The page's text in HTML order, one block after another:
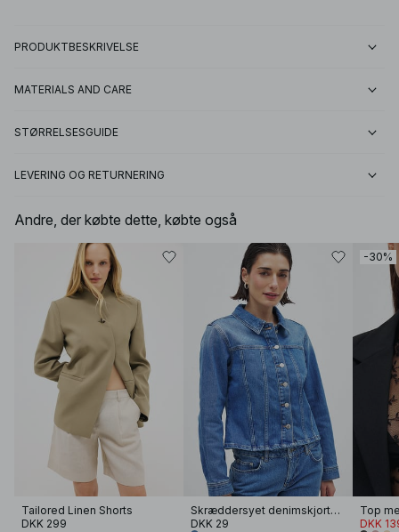
PRODUKTBESKRIVELSE
MATERIALS AND CARE
STØRRELSESGUIDE
LEVERING OG RETURNERING
Andre, der købte dette, købte også
Tailored Linen Shorts
DKK 299
Skræddersyet denimskjorte med lange ærmer
DKK 29
-30%
DKK